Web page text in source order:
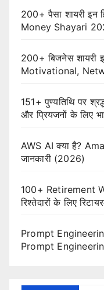
200+ पैसा शायरी
Money Shayari
200+ बिजनेस शायरी
Motivational,
151+ पुण्यतिथि पर
और प्रियजनों के लिए
AWS AI क्या है?
जानकारी (2026)
100+ Retirement
रिश्तेदारों के लिए
Prompt
Prompt